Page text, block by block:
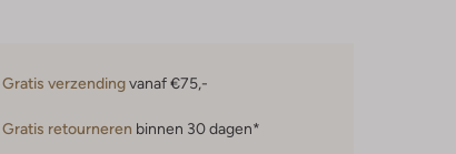
Gratis verzendingvanaf €75,-
Gratis retourneren binnen 30 dagen*